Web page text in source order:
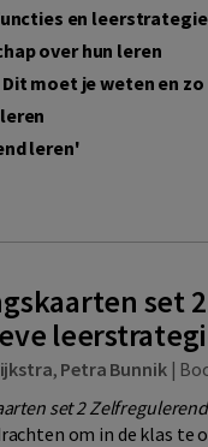
en
over hun leren
moet je weten en zo
leren'
set
, Petra Bunnik|
set 2
om in de klas